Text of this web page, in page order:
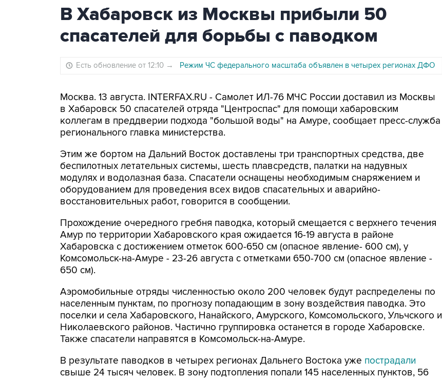
В Хабаровск из Москвы прибыли 50
спасателей для борьбы с паводком
Есть обновление от 12:10 → Режим ЧС федерального масштаба объявлен в четырех регионах ДФО
Москва. 13 августа. INTERFAX.RU - Самолет ИЛ-76 МЧС России доставил из Москвы
в Хабаровск 50 спасателей отряда "Центроспас" для помощи хабаровским
коллегам в преддверии подхода "большой воды" на Амуре, сообщает пресс-служба
регионального главка министерства.
Этим же бортом на Дальний Восток доставлены три транспортных средства, две
беспилотных летательных системы, шесть плавсредств, палатки на надувных
модулях и водолазная база. Спасатели оснащены необходимым снаряжением и
оборудованием для проведения всех видов спасательных и аварийно-
восстановительных работ, говорится в сообщении.
Прохождение очередного гребня паводка, который смещается с верхнего течения
Амур по территории Хабаровского края ожидается 16-19 августа в районе
Хабаровска с достижением отметок 600-650 см (опасное явление- 600 см), у
Комсомольск-на-Амуре - 23-26 августа с отметками 650-700 см (опасное явление -
650 см).
Аэромобильные отряды численностью около 200 человек будут распределены по
населенным пунктам, по прогнозу попадающим в зону воздействия паводка. Это
поселки и села Хабаровского, Нанайского, Амурского, Комсомольского, Ульчского и
Николаевского районов. Частично группировка останется в городе Хабаровске.
Также спасатели направятся в Комсомольск-на-Амуре.
В результате паводков в четырех регионах Дальнего Востока уже пострадали
свыше 24 тысяч человек. В зону подтопления попали 145 населенных пунктов, 56